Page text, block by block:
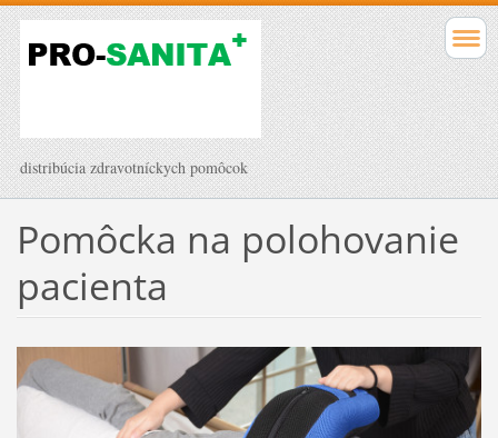
distribúcia zdravotníckych pomôcok
Pomôcka na polohovanie
pacienta